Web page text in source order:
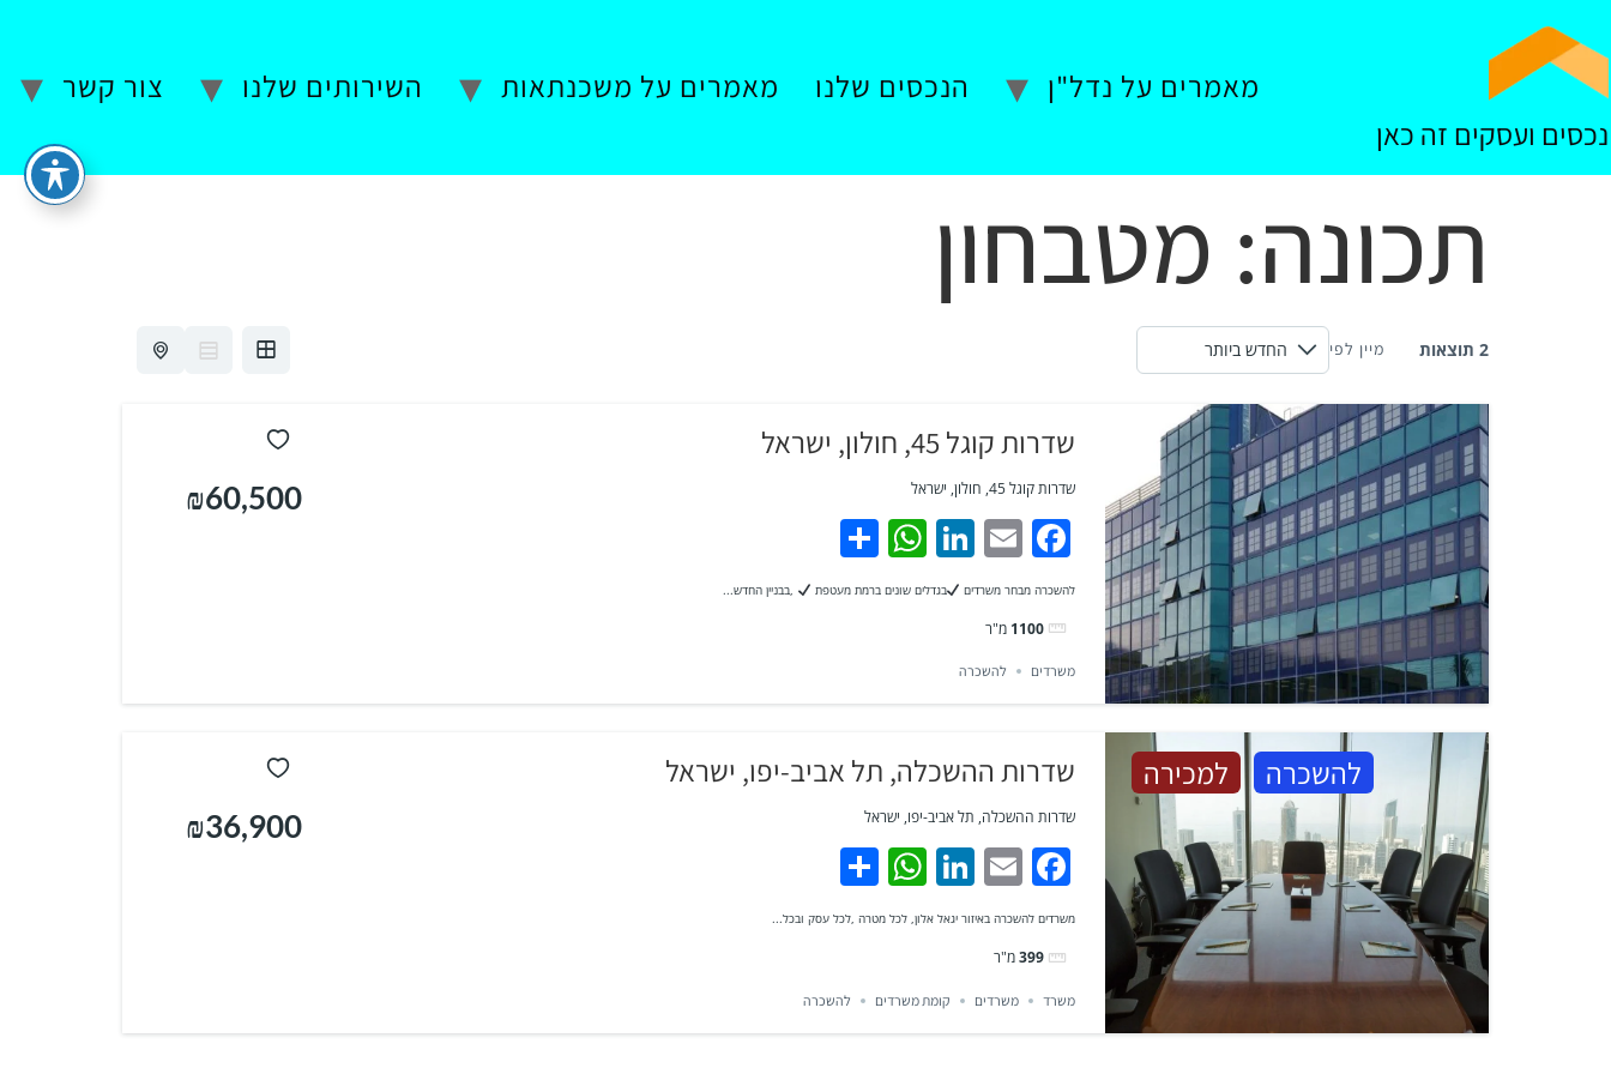
נכסים ועסקים זה כאן
מאמרים על נדל"ן הנכסים שלנו מאמרים על משכנתאות השירותים שלנו צור קשר
תכונה: מטבחון
2 תוצאות מיין לפי
שדרות קוגל 45, חולון, ישראל
שדרות קוגל 45, חולון, ישראל
Facebook
Email
LinkedIn
WhatsApp
להשכרה מבחר משרדים בגדלים שונים ברמת מעטפת ,בבניין החדש...
1100 מ"ר
₪60,500
משרדים להשכרה
להשכרה למכירה שדרות ההשכלה, תל אביב-יפו, ישראל
שדרות ההשכלה, תל אביב-יפו, ישראל
Facebook
Email
LinkedIn
WhatsApp
משרדים להשכרה באיזור יגאל אלון, לכל מטרה ,לכל עסק ובכל...
399מ"ר
₪36,900
משרד משרדים קומת משרדים להשכרה